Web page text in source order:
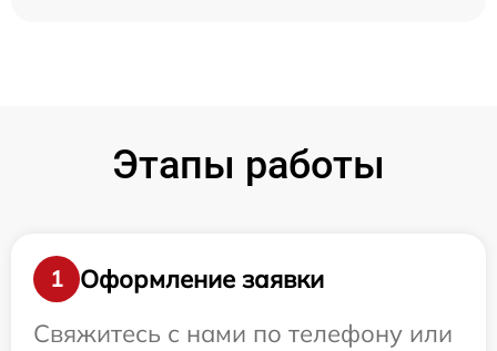
Этапы работы
1
Оформление заявки
Свяжитесь с нами по телефону или